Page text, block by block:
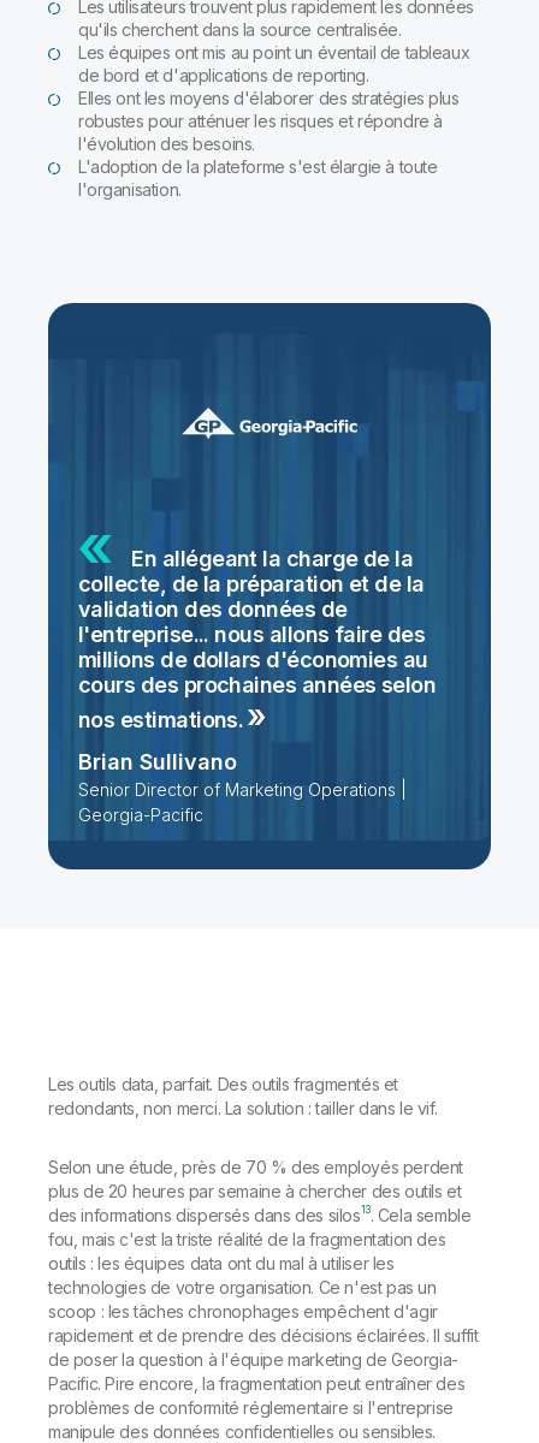
Les utilisateurs trouvent plus rapidement les données
qu'ils cherchent dans la source centralisée.
Les équipes ont mis au point un éventail de tableaux
de bord et d'applications de reporting.
Elles ont les moyens d'élaborer des stratégies plus
robustes pour atténuer les risques et répondre à
l'évolution des besoins.
L'adoption de la plateforme s'est élargie à toute
l'organisation.
En allégeant la charge de la
collecte, de la préparation et de la
validation des données de
l'entreprise... nous allons faire des
millions de dollars d'économies au
cours des prochaines années selon
nos estimations.
Brian Sullivano
Senior Director of Marketing Operations |
Georgia-Pacific
Les outils data, parfait. Des outils fragmentés et
redondants, non merci. La solution : tailler dans le vif.
Selon une étude, près de 70 % des employés perdent
plus de 20 heures par semaine à chercher des outils et
des informations dispersés dans des silos13. Cela semble
fou, mais c'est la triste réalité de la fragmentation des
outils : les équipes data ont du mal à utiliser les
technologies de votre organisation. Ce n'est pas un
scoop : les tâches chronophages empêchent d'agir
rapidement et de prendre des décisions éclairées. Il suffit
de poser la question à l'équipe marketing de Georgia-
Pacific. Pire encore, la fragmentation peut entraîner des
problèmes de conformité réglementaire si l'entreprise
manipule des données confidentielles ou sensibles.